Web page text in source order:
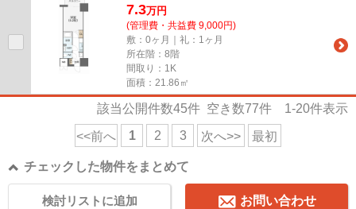
7.3万円
(管理費・共益費 9,000円)
敷：0ヶ月｜礼：1ヶ月
所在階：8階
間取り：1K
面積：21.86㎡
該当公開件数45件 空き数77件 1-20件表示
<<前へ 1 2 3 次へ>> 最初
チェックした物件をまとめて
お問い合わせ
検討リストに追加